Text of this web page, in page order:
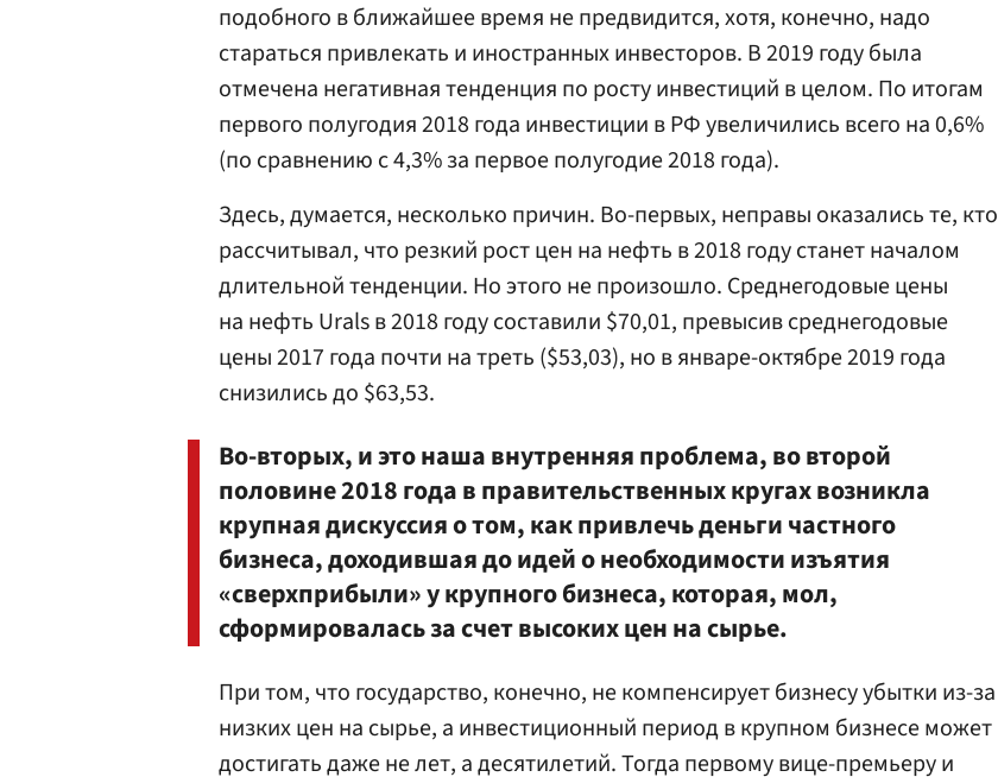
подобного в ближайшее время не предвидится, хотя, конечно, надо
стараться привлекать и иностранных инвесторов. В 2019 году была
отмечена негативная тенденция по росту инвестиций в целом. По итогам
первого полугодия 2018 года инвестиции в РФ увеличились всего на 0,6%
(по сравнению с 4,3% за первое полугодие 2018 года).
Здесь, думается, несколько причин. Во-первых, неправы оказались те, кто
рассчитывал, что резкий рост цен на нефть в 2018 году станет началом
длительной тенденции. Но этого не произошло. Среднегодовые цены
на нефть Urals в 2018 году составили $70,01, превысив среднегодовые
цены 2017 года почти на треть ($53,03), но в январе-октябре 2019 года
снизились до $63,53.
Во-вторых, и это наша внутренняя проблема, во второй
половине 2018 года в правительственных кругах возникла
крупная дискуссия о том, как привлечь деньги частного
бизнеса, доходившая до идей о необходимости изъятия
«сверхприбыли» у крупного бизнеса, которая, мол,
сформировалась за счет высоких цен на сырье.
При том, что государство, конечно, не компенсирует бизнесу убытки из-за
низких цен на сырье, а инвестиционный период в крупном бизнесе может
достигать даже не лет, а десятилетий. Тогда первому вице-премьеру и